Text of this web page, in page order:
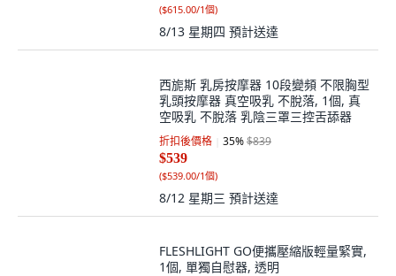
($615.00/1個)
8/13 星期四 預計送達
西旎斯 乳房按摩器 10段變頻 不限胸型
乳頭按摩器 真空吸乳 不脫落, 1個, 真
空吸乳 不脫落 乳陰三罩三控舌舔器
折扣後價格 35%$839
$539
($539.00/1個)
8/12 星期三 預計送達
FLESHLIGHT GO便攜壓縮版輕量緊實,
1個, 單獨自慰器, 透明